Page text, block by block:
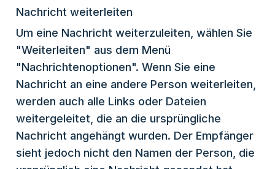
Nachricht weiterleiten
Um eine Nachricht weiterzuleiten, wählen Sie
"Weiterleiten" aus dem Menü
"Nachrichtenoptionen". Wenn Sie eine
Nachricht an eine andere Person weiterleiten,
werden auch alle Links oder Dateien
weitergeleitet, die an die ursprüngliche
Nachricht angehängt wurden. Der Empfänger
sieht jedoch nicht den Namen der Person, die